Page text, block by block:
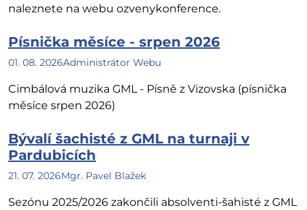
naleznete na webu ozvenykonference.
Písnička měsíce - srpen 2026
01. 08. 2026Administrátor Webu
Cimbálová muzika GML - Písně z Vizovska (písnička
měsíce srpen 2026)
Bývalí šachisté z GML na turnaji v
Pardubicích
21. 07. 2026Mgr. Pavel Blažek
Sezónu 2025/2026 zakončili absolventi-šahisté z GML